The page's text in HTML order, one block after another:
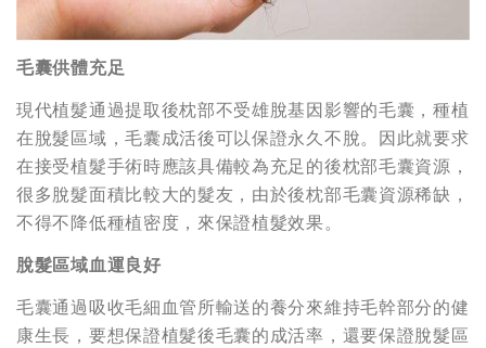
毛囊供體充足
現代植髮通過提取後枕部不受雄脫基因影響的毛囊，種植
在脫髮區域，毛囊成活後可以保證永久不脫。因此就要求
在接受植髮手術時應該具備較為充足的後枕部毛囊資源，
很多脫髮面積比較大的髮友，由於後枕部毛囊資源稀缺，
不得不降低種植密度，來保證植髮效果。
脫髮區域血運良好
毛囊通過吸收毛細血管所輸送的養分來維持毛幹部分的健
康生長，要想保證植髮後毛囊的成活率，還要保證脫髮區